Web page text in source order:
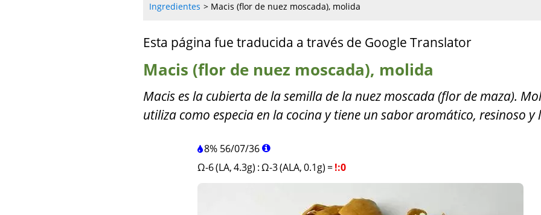
Ingredientes Macis (flor de nuez moscada), molida
Esta página fue traducida a través de Google Translator
Macis (flor de nuez moscada), molida
Macis es la cubierta de la semilla de la nuez moscada (flor de maza).
utiliza como especia en la cocina y tiene un sabor aromático, resinoso y
8% 56/07/36
Ω-6 (LA, 4.3g) :Ω-3 (ALA, 0.1g) =!:0